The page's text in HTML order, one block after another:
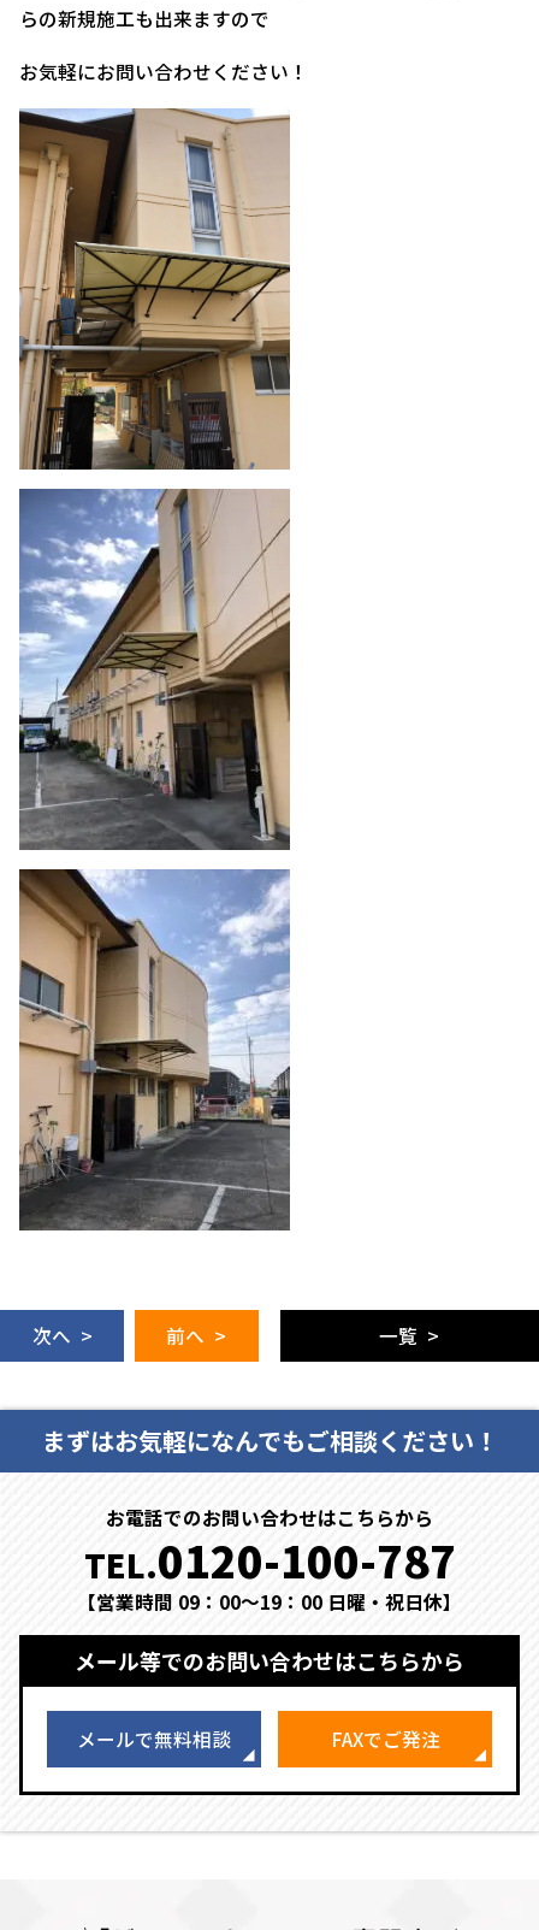
らの新規施工も出来ますので
お気軽にお問い合わせください！
次へ > 前へ > 一覧 >
まずはお気軽になんでもご相談ください！
お電話でのお問い合わせはこちらから
TEL.0120-100-787
【営業時間 09：00～19：00 日曜・祝日休】
メール等でのお問い合わせはこちらから
メールで無料相談 FAXでご発注